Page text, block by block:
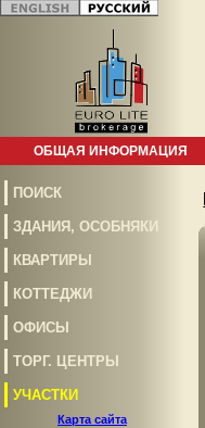
ОБЩАЯ ИНФОРМАЦИЯ
ПОИСК
ЗДАНИЯ, ОСОБНЯКИ
КВАРТИРЫ
КОТТЕДЖИ
ОФИСЫ
ТОРГ. ЦЕНТРЫ
УЧАСТКИ
Карта сайта